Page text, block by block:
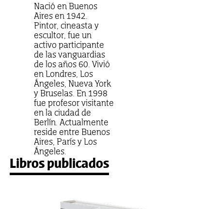
Nació en Buenos
Aires en 1942.
Pintor, cineasta y
escultor, fue un
activo participante
de las vanguardias
de los años 60. Vivió
en Londres, Los
Ángeles, Nueva York
y Bruselas. En 1998
fue profesor visitante
en la ciudad de
Berlín. Actualmente
reside entre Buenos
Aires, París y Los
Ángeles.
Libros publicados